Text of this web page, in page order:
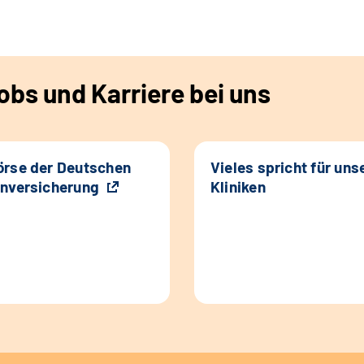
und Karriere bei uns
der Deutschen
Vieles spricht für
Kliniken